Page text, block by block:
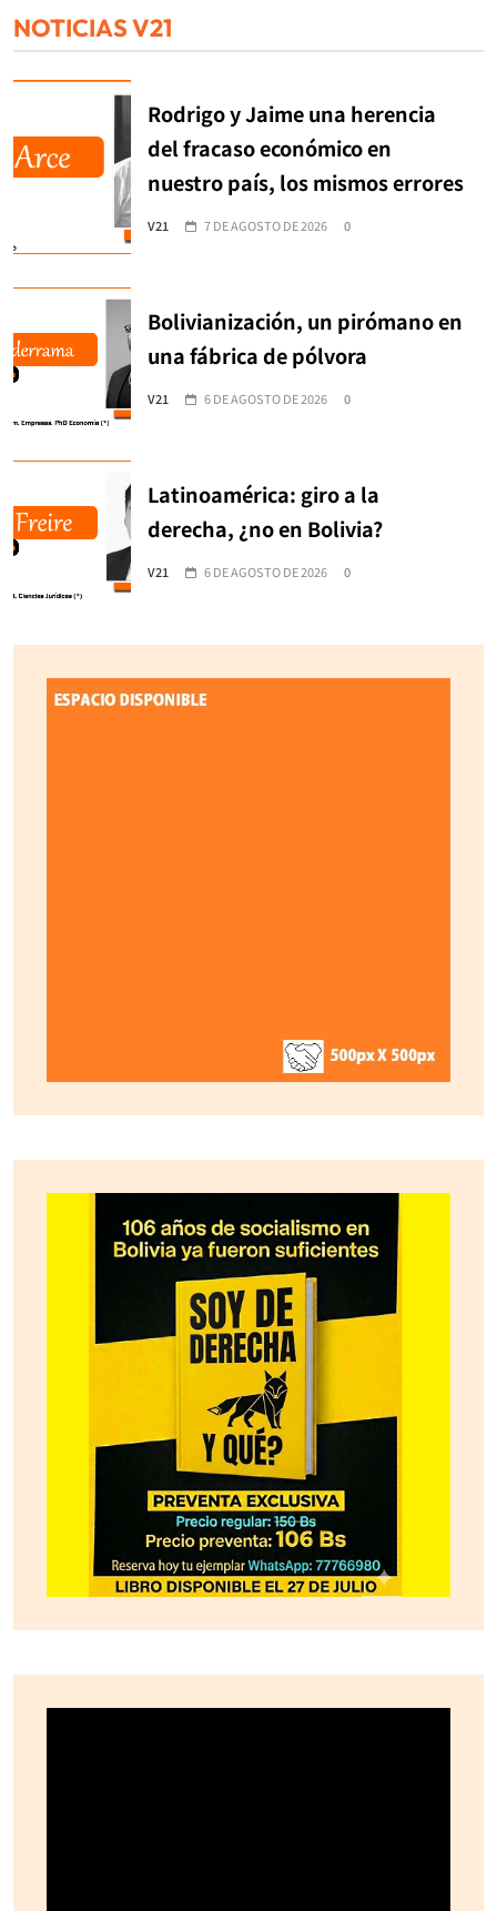
NOTICIAS V21
Rodrigo y Jaime una herencia
del fracaso económico en
nuestro país, los mismos errores
V21 7 DE AGOSTO DE 2026 0
Bolivianización, un pirómano en
una fábrica de pólvora
V21 6 DE AGOSTO DE 2026 0
Latinoamérica: giro a la
derecha, ¿no en Bolivia?
V21 6 DE AGOSTO DE 2026 0